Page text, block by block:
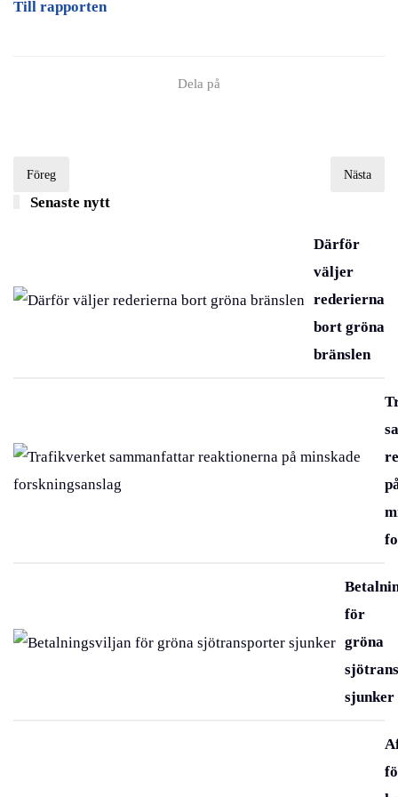
Till rapporten
Dela på
Föreg Nästa
Senaste nytt
Därför
väljer
rederierna
bort gröna
bränslen
för
gröna
sjunker